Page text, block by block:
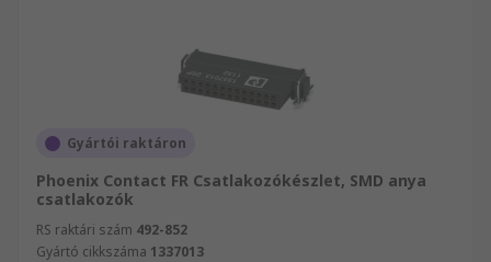
Gyártói raktáron
Phoenix Contact FR Csatlakozókészlet, SMD anya
csatlakozók
RS raktári szám 492-852
Gyártó cikkszáma 1337013